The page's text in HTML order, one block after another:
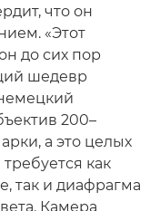
что он
«Этот
до сих пор
шедевр
200–
а это целых
как
так и диафрагма
Камера